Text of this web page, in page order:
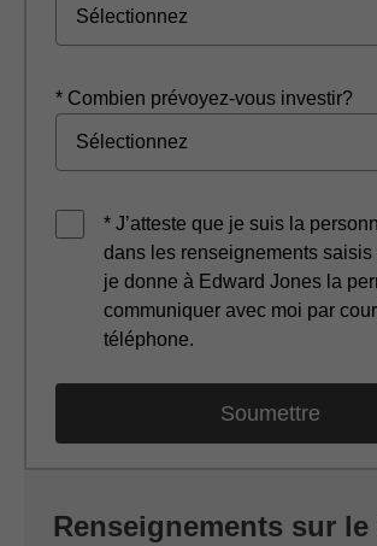
* Combien prévoyez-vous investir?
* J’atteste que je suis la
dans les renseignements saisis
je donne à Edward Jones la
communiquer avec moi par
téléphone.
Renseignements sur le